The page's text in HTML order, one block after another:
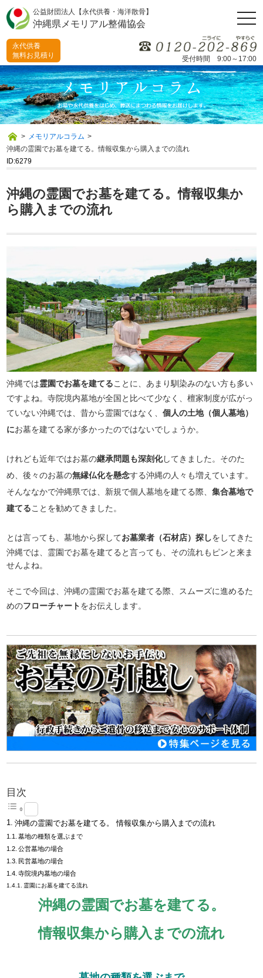
公益財団法人【永代供養・海洋散骨】
沖縄県メモリアル整備協会
受付時間 9:00～17:00
永代供養
無料お見積り
> メモリアルコラム >
沖縄の霊園でお墓を建てる。情報収集から購入までの流れ
ID:6279
沖縄の霊園でお墓を建てる。情報収集か
ら購入までの流れ
沖縄では霊園でお墓を建てることに、あまり馴染みのない方も多い
ですよね。寺院境内墓地が全国と比べて少なく、檀家制度が広がっ
ていない沖縄では、昔から霊園ではなく、個人の土地（個人墓地）
にお墓を建てる家が多かったのではないでしょうか。
けれども近年ではお墓の継承問題も深刻化してきました。そのた
め、後々のお墓の無縁仏化を懸念する沖縄の人々も増えています。
そんななかで沖縄県では、新規で個人墓地を建てる際、集合墓地で
建てることを勧めてきました。
とは言っても、墓地から探してお墓業者（石材店）探しをしてきた
沖縄では、霊園でお墓を建てると言っても、その流れもピンと来ま
せんよね。
そこで今回は、沖縄の霊園でお墓を建てる際、スムーズに進めるた
めのフローチャートをお伝えします。
目次
沖縄の霊園でお墓を建てる。 情報収集から購入までの流れ
墓地の種類を選ぶまで
公営墓地の場合
民営墓地の場合
寺院境内墓地の場合
霊園にお墓を建てる流れ
沖縄の霊園でお墓を建てる。
情報収集から購入までの流れ